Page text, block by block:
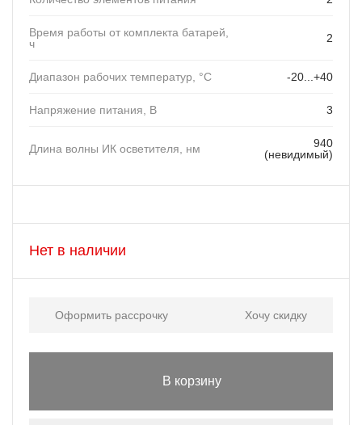
Время работы от комплекта батарей,
ч
2
Диапазон рабочих температур, °C -20...+40
Напряжение питания, В 3
Длина волны ИК осветителя, нм
940
(нeвидимый)
Нет в наличии
Оформить рассрочку Хочу скидку
В корзину